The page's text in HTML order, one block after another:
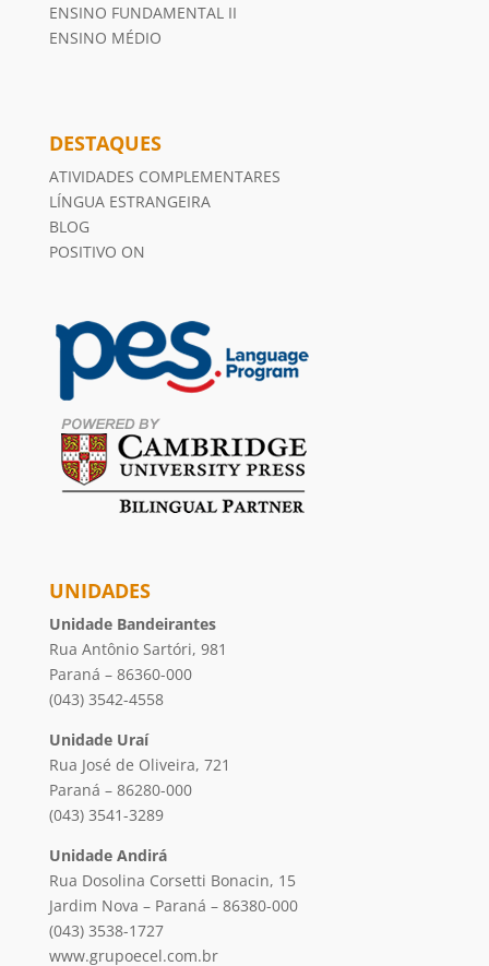
ENSINO FUNDAMENTAL II
ENSINO MÉDIO
DESTAQUES
ATIVIDADES COMPLEMENTARES
LÍNGUA ESTRANGEIRA
BLOG
POSITIVO ON
UNIDADES
Unidade Bandeirantes
Rua Antônio Sartóri, 981
Paraná – 86360-000
(043) 3542-4558
Unidade Uraí
Rua José de Oliveira, 721
Paraná – 86280-000
(043) 3541-3289
Unidade Andirá
Rua Dosolina Corsetti Bonacin, 15
Jardim Nova – Paraná – 86380-000
(043) 3538-1727
www.grupoecel.com.br